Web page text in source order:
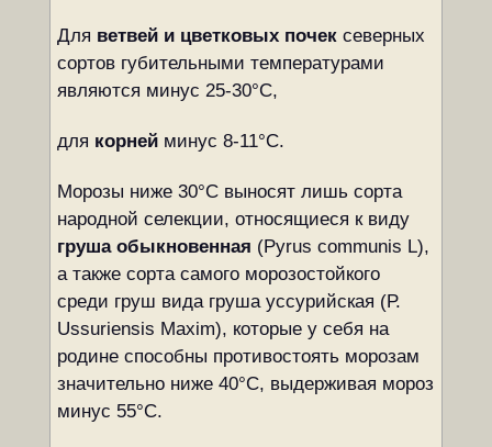
Для ветвей и цветковых почексеверных
сортов губительными температурами
являются минус 25-30°С,
для корнейминус 8-11°С.
Морозы ниже 30°С выносят лишь сорта
народной селекции, относящиеся к виду
груша обыкновенная (Pyrus communis L),
а также сорта самого морозостойкого
среди груш вида груша уссурийская (Р.
Ussuriensis Maxim), которые у себя на
родине способны противостоять морозам
значительно ниже 40°С, выдерживая мороз
минус 55°С.